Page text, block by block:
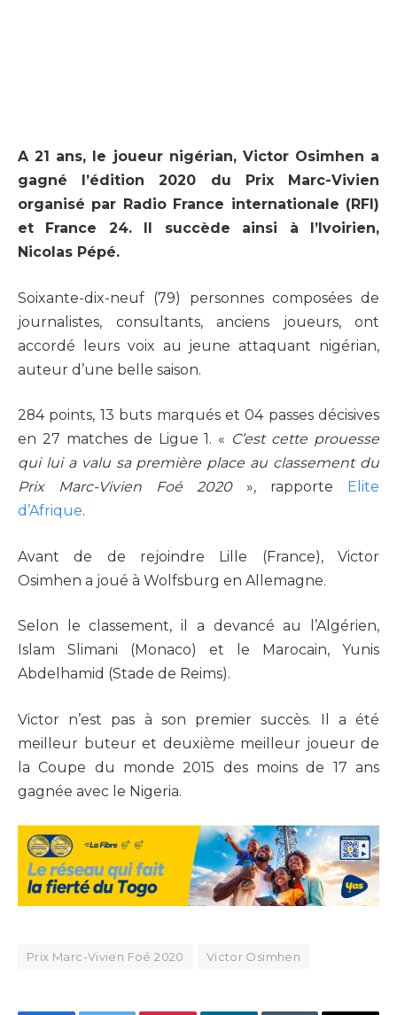
A 21 ans, le joueur nigérian, Victor Osimhen a
gagné l’édition 2020 du Prix Marc-Vivien
organisé par Radio France internationale (RFI)
et France 24. Il succède ainsi à l’Ivoirien,
Nicolas Pépé.
Soixante-dix-neuf (79) personnes composées de
journalistes, consultants, anciens joueurs, ont
accordé leurs voix au jeune attaquant nigérian,
auteur d’une belle saison.
284 points, 13 buts marqués et 04 passes décisives
en 27 matches de Ligue 1. « C’est cette prouesse
qui lui a valu sa première place au classement du
Prix Marc-Vivien Foé 2020», rapporte
Elite
d’Afrique.
Avant de de rejoindre Lille (France), Victor
Osimhen a joué à Wolfsburg en Allemagne.
Selon le classement, il a devancé au l’Algérien,
Islam Slimani (Monaco) et le Marocain, Yunis
Abdelhamid (Stade de Reims).
Victor n’est pas à son premier succès. Il a été
meilleur buteur et deuxième meilleur joueur de
la Coupe du monde 2015 des moins de 17 ans
gagnée avec le Nigeria.
Prix Marc-Vivien Foé 2020 Victor Osimhen